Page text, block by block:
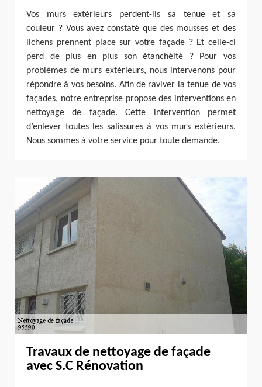
Vos murs extérieurs perdent-ils sa tenue et sa
couleur ? Vous avez constaté que des mousses et des
lichens prennent place sur votre façade ? Et celle-ci
perd de plus en plus son étanchéité ? Pour vos
problèmes de murs extérieurs, nous intervenons pour
répondre à vos besoins. Afin de raviver la tenue de vos
façades, notre entreprise propose des interventions en
nettoyage de façade. Cette intervention permet
d’enlever toutes les salissures à vos murs extérieurs.
Nous sommes à votre service pour toute demande.
Travaux de nettoyage de façade
avec S.C Rénovation